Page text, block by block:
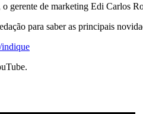
gerente de marketing Edi Carlos
para saber as principais